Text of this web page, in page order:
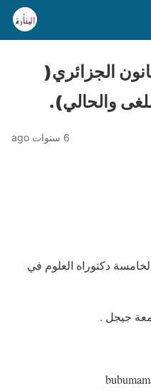
الجزائري(
والحالي).
6 سنوات ago
دكتوراه العلوم في
جيجل .